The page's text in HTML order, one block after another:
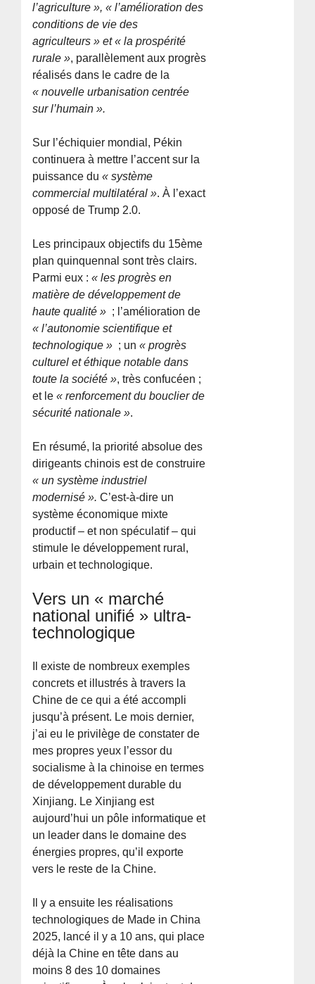
l’agriculture », « l’amélioration des
conditions de vie des
agriculteurs » et « la prospérité
rurale », parallèlement aux progrès
réalisés dans le cadre de la
« nouvelle urbanisation centrée
sur l’humain ».
Sur l’échiquier mondial, Pékin
continuera à mettre l’accent sur la
puissance du« système
commercial multilatéral ». À l’exact
opposé de Trump 2.0.
Les principaux objectifs du 15ème
plan quinquennal sont très clairs.
Parmi eux :« les progrès en
matière de développement de
haute qualité » ; l’amélioration de
« l’autonomie scientifique et
technologique » ; un« progrès
culturel et éthique notable dans
toute la société », très confucéen ;
et le« renforcement du bouclier de
sécurité nationale ».
En résumé, la priorité absolue des
dirigeants chinois est de construire
« un système industriel
modernisé ». C’est-à-dire un
système économique mixte
productif – et non spéculatif – qui
stimule le développement rural,
urbain et technologique.
Vers un « marché
national unifié » ultra-
technologique
Il existe de nombreux exemples
concrets et illustrés à travers la
Chine de ce qui a été accompli
jusqu’à présent. Le mois dernier,
j’ai eu le privilège de constater de
mes propres yeux l’essor du
socialisme à la chinoise en termes
de développement durable du
Xinjiang. Le Xinjiang est
aujourd’hui un pôle informatique et
un leader dans le domaine des
énergies propres, qu’il exporte
vers le reste de la Chine.
Il y a ensuite les réalisations
technologiques de Made in China
2025, lancé il y a 10 ans, qui place
déjà la Chine en tête dans au
moins 8 des 10 domaines